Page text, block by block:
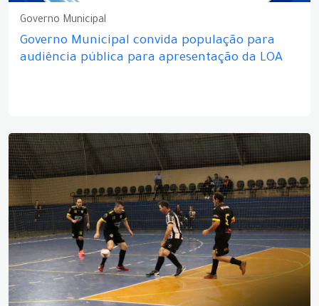
Governo Municipal
Governo Municipal convida população para
audiência pública para apresentação da LOA